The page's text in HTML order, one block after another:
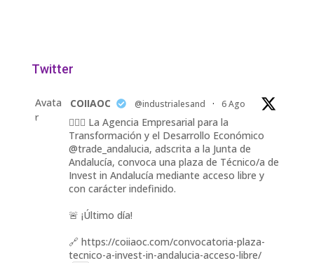
Twitter
Avata
r
COIIAOC @industrialesand · 6 Ago
👷🏽‍♀️ La Agencia Empresarial para la
Transformación y el Desarrollo Económico
@trade_andalucia, adscrita a la Junta de
Andalucía, convoca una plaza de Técnico/a de
Invest in Andalucía mediante acceso libre y
con carácter indefinido.
🚨 ¡Último día!
🔗 https://coiiaoc.com/convocatoria-plaza-
tecnico-a-invest-in-andalucia-acceso-libre/